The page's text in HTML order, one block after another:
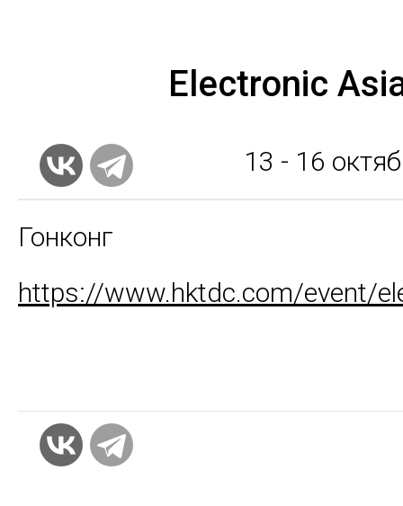
Electronic
13 - 16
Гонконг
https://www.hktdc.com/event/